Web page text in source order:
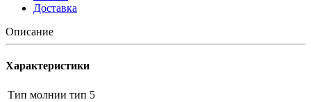
Доставка
Описание
Характеристики
Тип молнии тип 5